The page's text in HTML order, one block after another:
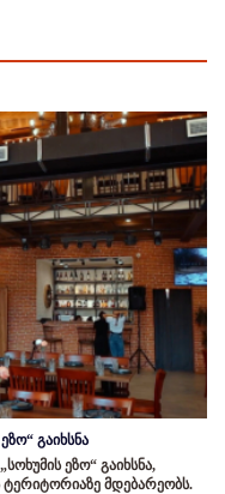
გაიხსნა
ეზო“ გაიხსნა,
მდებარეობს.